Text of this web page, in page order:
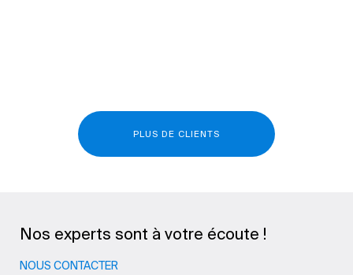
PLUS DE CLIENTS
Nos experts sont à votre écoute !
NOUS CONTACTER